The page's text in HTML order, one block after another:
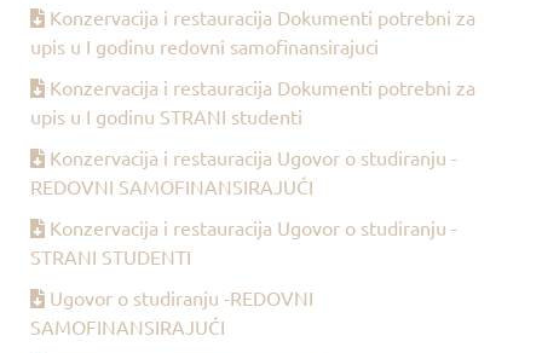
Konzervacija i restauracija Dokumenti potrebni za
upis u I godinu redovni samofinansirajuci
Konzervacija i restauracija Dokumenti potrebni za
upis u I godinu STRANI studenti
Konzervacija i restauracija Ugovor o studiranju -
REDOVNI SAMOFINANSIRAJUĆI
Konzervacija i restauracija Ugovor o studiranju -
STRANI STUDENTI
Ugovor o studiranju -REDOVNI
SAMOFINANSIRAJUĆI